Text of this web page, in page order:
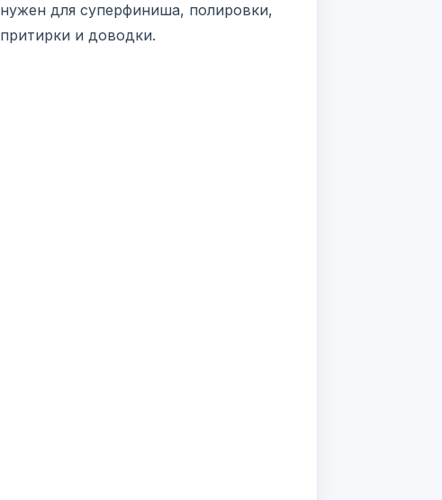
нужен для суперфиниша, полировки,
притирки и доводки.